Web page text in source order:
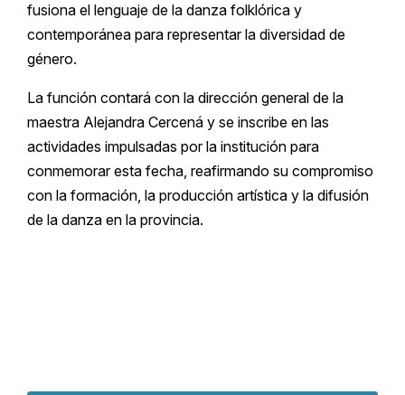
fusiona el lenguaje de la danza folklórica y
contemporánea para representar la diversidad de
género.
La función contará con la dirección general de la
maestra Alejandra Cercená y se inscribe en las
actividades impulsadas por la institución para
conmemorar esta fecha, reafirmando su compromiso
con la formación, la producción artística y la difusión
de la danza en la provincia.